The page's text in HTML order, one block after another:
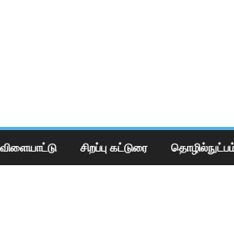
விளையாட்டு சிறப்பு கட்டுரை